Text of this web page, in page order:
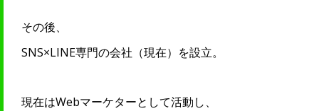
その後、
SNS×LINE専門の会社（現在）を設立。
現在はWebマーケターとして活動し、